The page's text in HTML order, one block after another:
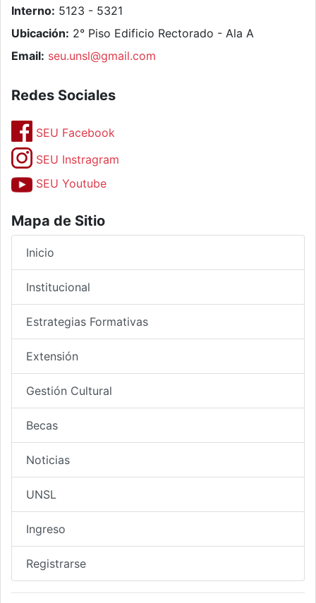
Interno: 5123 - 5321
Ubicación: 2° Piso Edificio Rectorado - Ala A
Email: seu.unsl@gmail.com
Redes Sociales
SEU Facebook
SEU Instragram
SEU Youtube
Mapa de Sitio
Inicio
Institucional
Estrategias Formativas
Extensión
Gestión Cultural
Becas
Noticias
UNSL
Ingreso
Registrarse